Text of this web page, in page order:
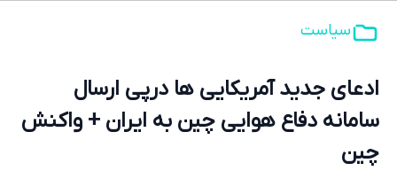
سیاست
ادعای جدید آمریکایی ها درپی ارسال
سامانه دفاع هوایی چین به ایران + واکنش
چین